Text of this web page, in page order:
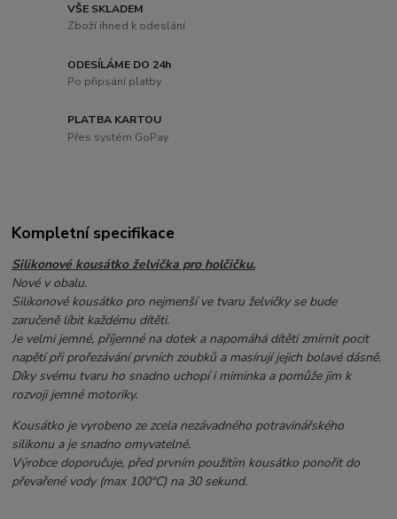
VŠE SKLADEM
Zboží ihned k odeslání
ODESÍLÁME DO 24h
Po připsání platby
PLATBA KARTOU
Přes systém GoPay
Kompletní specifikace
Silikonové kousátko želvička pro holčičku.
Nové v obalu.
Silikonové kousátko pro nejmenší ve tvaru želvičky se bude
zaručeně líbit každému dítěti.
Je velmi jemné, příjemné na dotek a napomáhá dítěti zmírnit pocit
napětí při prořezávání prvních zoubků a masírují jejich bolavé dásně.
Díky svému tvaru ho snadno uchopí i miminka a pomůže jim k
rozvoji jemné motoriky.
Kousátko je vyrobeno ze zcela nezávadného potravinářského
silikonu a je snadno omyvatelné.
Výrobce doporučuje, před prvním použitím kousátko ponořit do
převařené vody (max 100°C) na 30 sekund.